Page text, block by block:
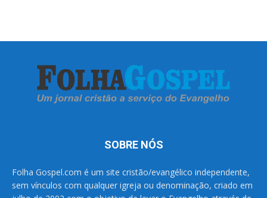
SOBRE NÓS
Folha Gospel.com é um site cristão/evangélico independente,
sem vínculos com qualquer igreja ou denominação, criado em